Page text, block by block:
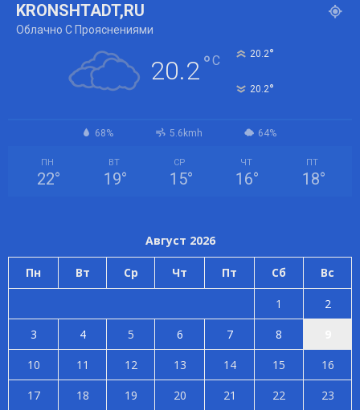
KRONSHTADT,RU
Облачно С Прояснениями
20.2°C 20.2°
20.2°
68% 5.6kmh 64%
ПН
22°
ВТ
19°
СР
15°
ЧТ
16°
ПТ
18°
Август 2026
Пн Вт Ср Чт Пт Сб Вс
1
2
3
4 5 6 7 8
10
11 12 13 14 15
16
17
18 19 20 21 22 23